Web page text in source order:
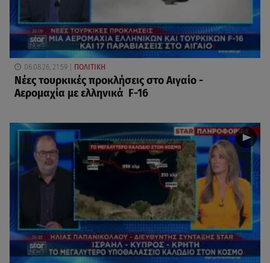
06.08.26, 21:59 ΠΟΛΙΤΙΚΗ
Νέες τουρκικές προκλήσεις στο Αιγαίο -
Αερομαχία με ελληνικά F-16